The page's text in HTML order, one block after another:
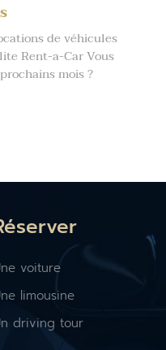
de véhicules
Rent-a-Car Vous
mois ?
voiture
limousine
driving tour